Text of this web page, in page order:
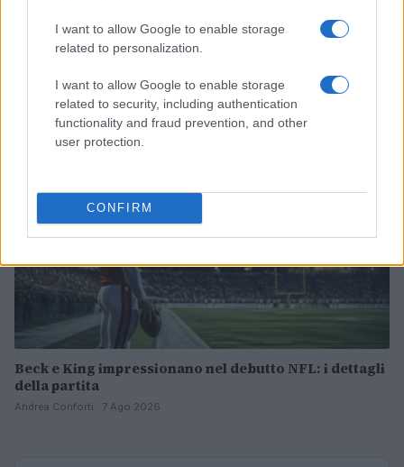
I want to allow Google to enable storage
related to personalization.
I want to allow Google to enable storage
related to security, including authentication
functionality and fraud prevention, and other
user protection.
CONFIRM
Calcio digitale: le competizioni che stanno
rivoluzionando lo sport
CALCIO
Beck e King impressionano nel debutto NFL: i dettagli
della partita
Andrea Conforti · 7 Ago 2026